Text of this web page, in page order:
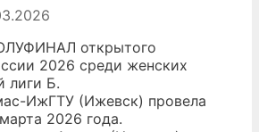
открытого
2026 среди женских
лиги Б.
ИжГТУ (Ижевск) провела
2026 года.